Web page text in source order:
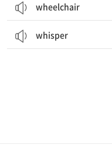
wheelchair
whisper